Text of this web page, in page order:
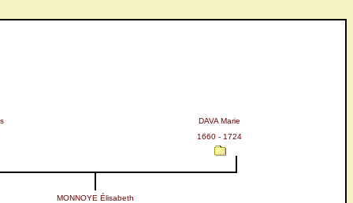
DAVA Marie
1660 - 1724
MONNOYE Élisabeth